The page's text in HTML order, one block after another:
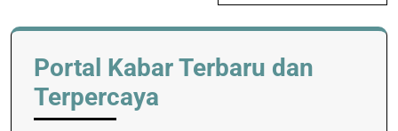
Portal Kabar Terbaru dan
Terpercaya